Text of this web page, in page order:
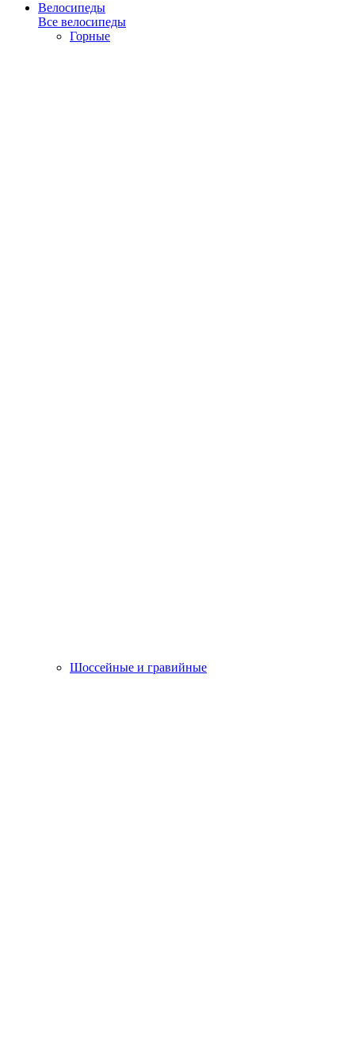
Велосипеды
Все велосипеды
Горные
Шоссейные и гравийные